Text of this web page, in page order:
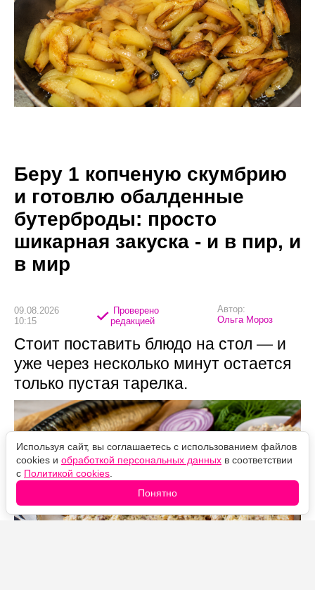
Беру 1 копченую скумбрию
и готовлю обалденные
бутерброды: просто
шикарная закуска - и в пир, и
в мир
09.08.2026
10:15
Проверено
редакцией
Автор:
Ольга Мороз
Стоит поставить блюдо на стол — и
уже через несколько минут остается
только пустая тарелка.
Используя сайт, вы соглашаетесь с использованием файлов
cookies и обработкой персональных данных в соответствии
с Политикой cookies
Понятно